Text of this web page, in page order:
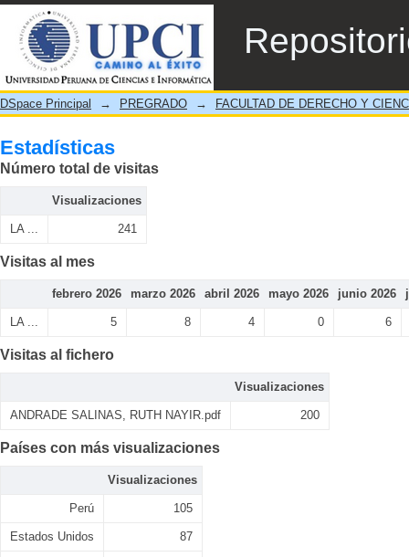
Estadísticas
DSpace Principal → PREGRADO → FACULTAD DE DERECHO Y
Estadísticas
Número total de visitas
Visualizaciones
LA ... 241
Visitas al mes
febrero 2026 marzo 2026 abril 2026 mayo 2026 junio 2026
LA ... 5 8 4 0 6
Visitas al fichero
Visualizaciones
ANDRADE SALINAS, RUTH NAYIR.pdf 200
Países con más visualizaciones
Visualizaciones
Perú 105
Estados Unidos 87